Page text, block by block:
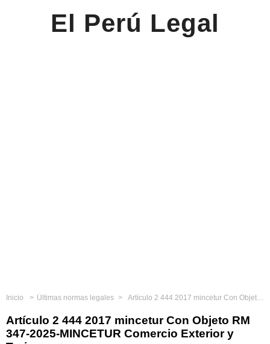
El Perú Legal
Inicio Últimas normas legales Artículo 2 444 2017 mincetur Con Objeto RM 347-2025-MINCETUR Comercio Exterior y Turismo
Artículo 2 444 2017 mincetur Con Objeto RM
347-2025-MINCETUR Comercio Exterior y